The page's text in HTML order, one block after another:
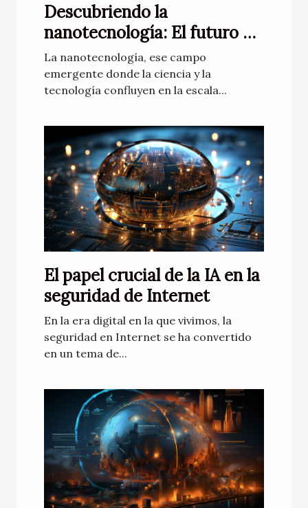
Descubriendo la
nanotecnología: El futuro de
la medicina
La nanotecnología, ese campo
emergente donde la ciencia y la
tecnología confluyen en la escala...
El papel crucial de la IA en la
seguridad de Internet
En la era digital en la que vivimos, la
seguridad en Internet se ha convertido
en un tema de...